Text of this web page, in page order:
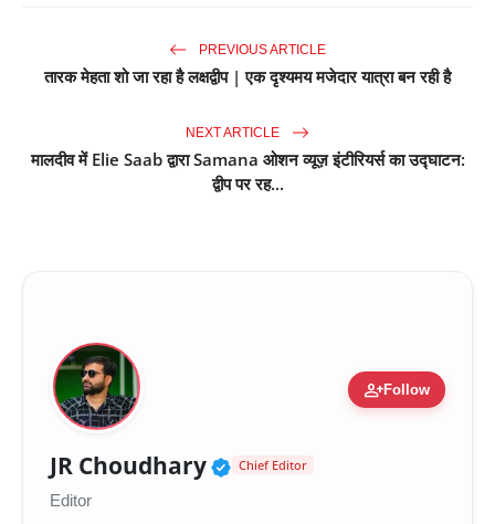
PREVIOUS ARTICLE
तारक मेहता शो जा रहा है लक्षद्वीप | एक दृश्यमय मजेदार यात्रा बन रही है
NEXT ARTICLE
मालदीव में Elie Saab द्वारा Samana ओशन व्यूज़ इंटीरियर्स का उद्घाटन:
द्वीप पर रह...
person_addFollow
JR Choudhary Verified Public Figure
Chief Editor
Editor